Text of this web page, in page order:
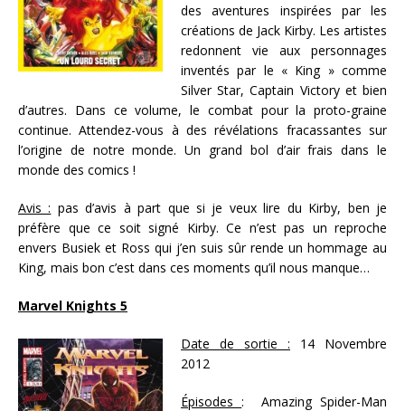
des aventures inspirées par les
créations de Jack Kirby. Les artistes
redonnent vie aux personnages
inventés par le « King » comme
Silver Star, Captain Victory et bien
d’autres. Dans ce volume, le combat pour la proto-graine
continue. Attendez-vous à des révélations fracassantes sur
l’origine de notre monde. Un grand bol d’air frais dans le
monde des comics !
Avis : pas d’avis à part que si je veux lire du Kirby, ben je
préfère que ce soit signé Kirby. Ce n’est pas un reproche
envers Busiek et Ross qui j’en suis sûr rende un hommage au
King, mais bon c’est dans ces moments qu’il nous manque…
Marvel Knights 5
Date de sortie : 14 Novembre
2012
Épisodes: Amazing Spider-Man